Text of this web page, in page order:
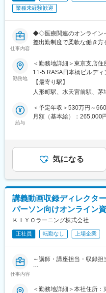
■業務詳細
・事業全体の予算設計、実
・開催までの全体プロジェ
※適性や志向性に合わせて
■魅力：
◇スポンサー獲得を前提と
貫で担当
◇業務を通し最新AI技術な
◇スキルや経験、キャリア
ケティングなど幅広く挑戦
全体：約30名
うち、カンファレンス担
平均年齢：30代前半（新
変更の範囲：会社の定める
業種未経験歓迎
仕事内容
◆◇医療関連のオンライン
差出勤制度で柔軟な働き
■採用背景：
当社は製薬会社や医療関
ており業績が好調な中、
ます。
■業務内容：
だきます。
◎ご提案：クライアントの
◎開催当日：リハーサル対
◎開催後：お客様へ参加者
■担当するお客様：
製薬会社や医療関係者がク
上です。営業１人あたり4
ベントを担当)
新規開拓は別部署で行う
発展に貢献できます。医
勤務地
＜勤務地詳細＞東京支店
11-5 RASA日本橋ビルデ
受動喫煙対策：屋内全面禁
【最寄り駅】
人形町駅、水天宮前駅、茅
給与
＜予定年収＞530万円～
月額（基本給）：265,000
円／入社4年目・20代後半
30代前半賃金はあくまで
する可能性があります。
気になる
講義動画収録ディレクタ
パーソン向けオンライン
ＫＩＹＯラーニング株式会社
正社員 転勤なし 上場企業
仕事内容
～講師・講座担当・収録
講義動画の企画・収録か
＜勤務地詳細＞本社住所